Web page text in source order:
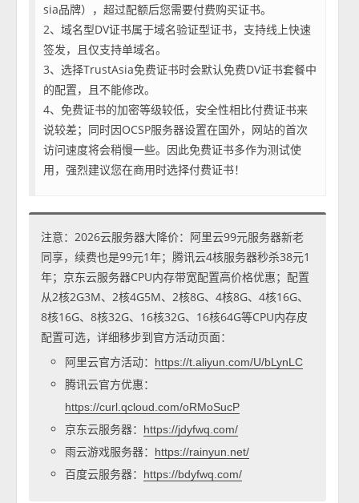
sia品牌），超过配额后您需要付费购买证书。
2、域名型DV证书属于域名验证型证书，支持线上快速
签发，且仅支持单域名。
3、选择TrustAsia免费证书时会默认免费DV证书套餐中
的配置，且不能修改。
4、免费证书的加密等级较低，安全性相比付费证书来
说较差；同时因OCSP服务器设置在国外，网站的首次
访问速度将会稍慢一些。因此免费证书多作为测试使
用，强烈建议您在商用时选择付费证书！
注意：2026云服务器大降价：阿里云99元服务器新老
同享，续费也是99元1年；腾讯云4核服务器秒杀38元1
年；京东云服务器CPU内存带宽配置高价格优惠；配置
从2核2G3M、2核4G5M、2核8G、4核8G、4核16G、
8核16G、8核32G、16核32G、16核64G等CPU内存皮
配置可选，详细移步到官方活动页面：
阿里云官方活动：
https://t.aliyun.com/U/bLynLC
腾讯云官方优惠：
https://curl.qcloud.com/oRMoSucP
京东云服务器： https://jdyfwq.com/
雨云游戏服务器： https://rainyun.net/
百度云服务器： https://bdyfwq.com/